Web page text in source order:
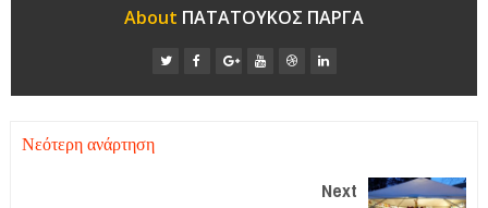
About ΠΑΤΑΤΟΥΚΟΣ ΠΑΡΓΑ
Νεότερη ανάρτηση
Next